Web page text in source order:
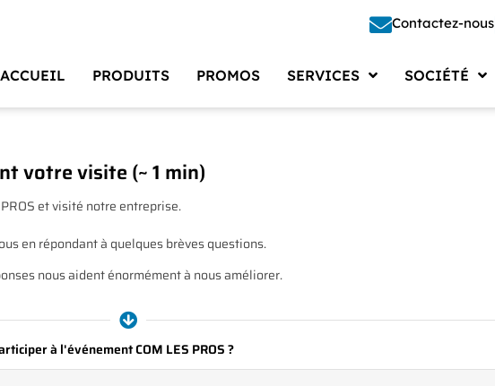
Contactez-nous
ACCUEIL PRODUITS PROMOS SERVICES
Étalonnage
SOCIÉTÉ
Société
votre visite (~ 1 min)
PROS et visité notre entreprise.
en répondant à quelques brèves questions.
nous aident énormément à nous améliorer.
à l'événement COM LES PROS ?